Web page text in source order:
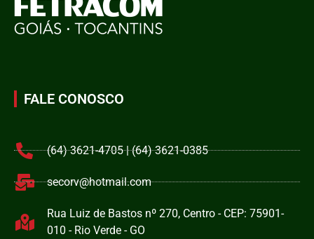
FALE CONOSCO
(64) 3621-4705 | (64) 3621-0385
secorv@hotmail.com
Rua Luiz de Bastos nº 270, Centro - CEP: 75901-
010 - Rio Verde - GO